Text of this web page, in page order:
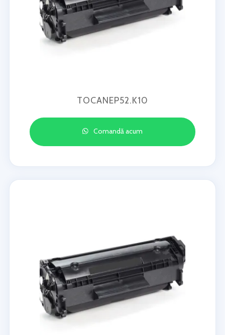
TOCANEP52.K10
Comandă acum